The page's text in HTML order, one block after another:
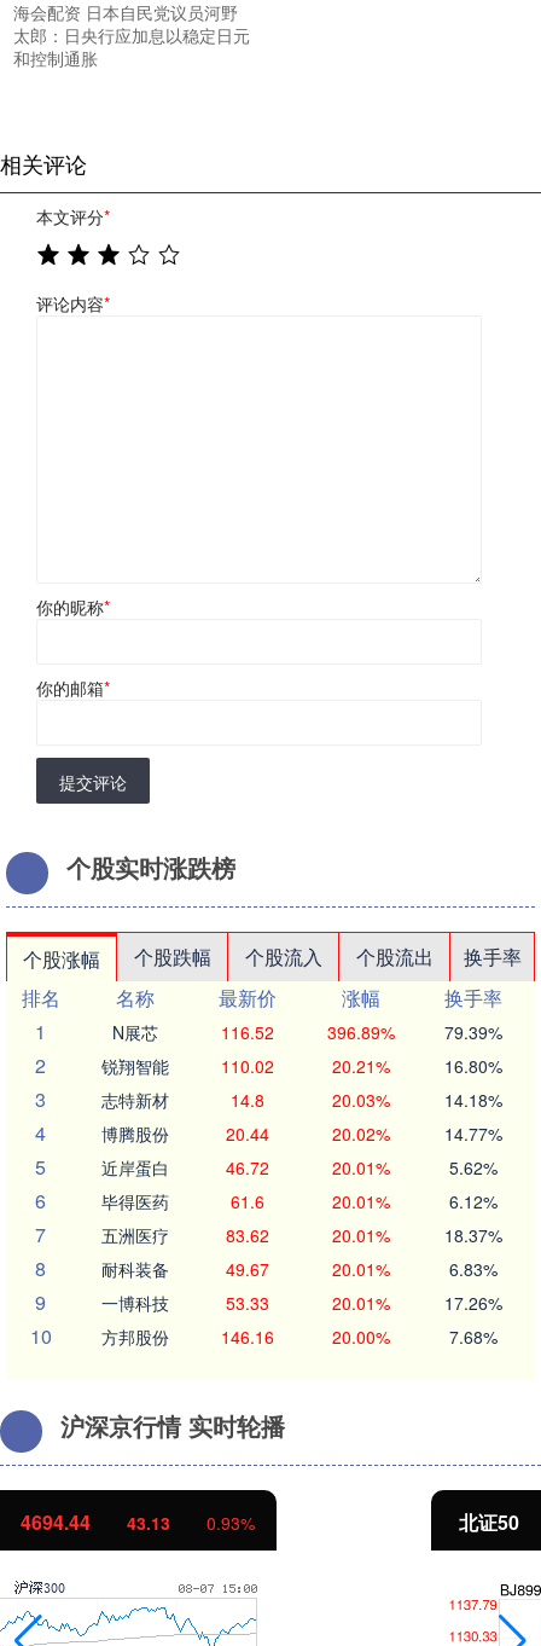
海会配资 日本自民党议员河野
太郎：日央行应加息以稳定日元
和控制通胀
相关评论
本文评分*
评论内容*
你的昵称*
你的邮箱*
提交评论
个股实时涨跌榜
个股涨幅 个股跌幅 个股流入 个股流出
换手率
排名
名称 最新价 涨幅
换手率
1
N展芯 116.52 396.89% 79.39%
2 锐翔智能 110.02 20.21% 16.80%
3 志特新材 14.8 20.03% 14.18%
4 博腾股份 20.44 20.02% 14.77%
5 近岸蛋白 46.72 20.01% 5.62%
6 毕得医药 61.6 20.01% 6.12%
7 五洲医疗 83.62 20.01% 18.37%
8 耐科装备 49.67 20.01% 6.83%
9 一博科技 53.33 20.01% 17.26%
10 方邦股份 146.16 20.00% 7.68%
沪深京行情 实时轮播
北证50 1134.24